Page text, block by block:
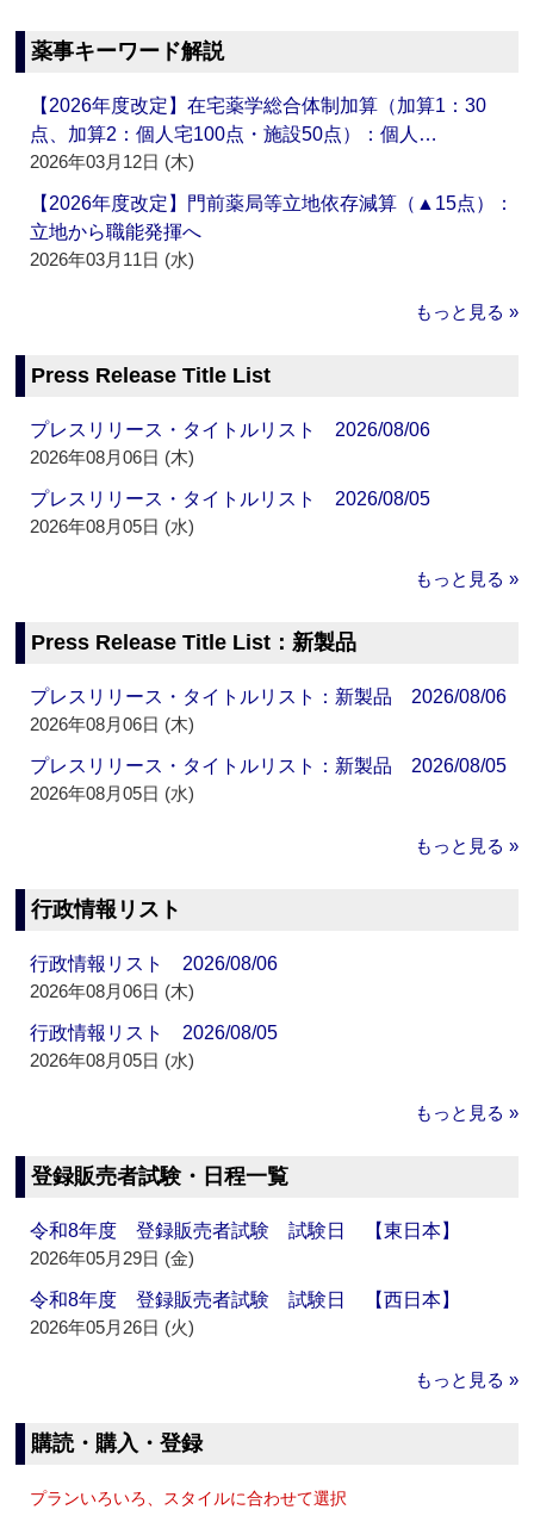
薬事キーワード解説
【2026年度改定】在宅薬学総合体制加算（加算1：30
点、加算2：個人宅100点・施設50点）：個人…
2026年03月12日 (木)
【2026年度改定】門前薬局等立地依存減算（▲15点）：
立地から職能発揮へ
2026年03月11日 (水)
もっと見る »
Press Release Title List
プレスリリース・タイトルリスト 2026/08/06
2026年08月06日 (木)
プレスリリース・タイトルリスト 2026/08/05
2026年08月05日 (水)
もっと見る »
Press Release Title List：新製品
プレスリリース・タイトルリスト：新製品 2026/08/06
2026年08月06日 (木)
プレスリリース・タイトルリスト：新製品 2026/08/05
2026年08月05日 (水)
もっと見る »
行政情報リスト
行政情報リスト 2026/08/06
2026年08月06日 (木)
行政情報リスト 2026/08/05
2026年08月05日 (水)
もっと見る »
登録販売者試験・日程一覧
令和8年度 登録販売者試験 試験日 【東日本】
2026年05月29日 (金)
令和8年度 登録販売者試験 試験日 【西日本】
2026年05月26日 (火)
もっと見る »
購読・購入・登録
プランいろいろ、スタイルに合わせて選択